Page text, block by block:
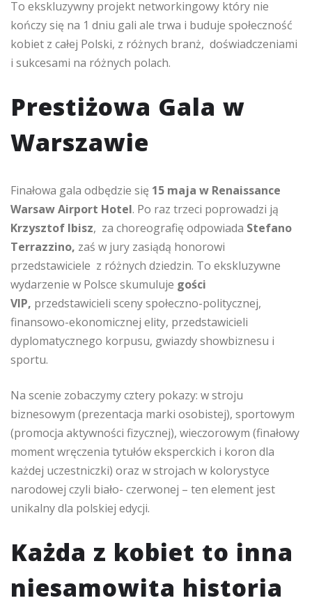
To ekskluzywny projekt networkingowy który nie
kończy się na 1 dniu gali ale trwa i buduje społeczność
kobiet z całej Polski, z różnych branż, doświadczeniami
i sukcesami na różnych polach.
Prestiżowa Gala w
Warszawie
Finałowa gala odbędzie się 15 maja w Renaissance
Warsaw Airport Hotel. Po raz trzeci poprowadzi ją
Krzysztof Ibisz, za choreografię odpowiada Stefano
Terrazzino, zaś w jury zasiądą honorowi
przedstawiciele z różnych dziedzin. To ekskluzywne
wydarzenie w Polsce skumuluje gości
VIP, przedstawicieli sceny społeczno-politycznej,
finansowo-ekonomicznej elity, przedstawicieli
dyplomatycznego korpusu, gwiazdy showbiznesu i
sportu.
Na scenie zobaczymy cztery pokazy: w stroju
biznesowym (prezentacja marki osobistej), sportowym
(promocja aktywności fizycznej), wieczorowym (finałowy
moment wręczenia tytułów eksperckich i koron dla
każdej uczestniczki) oraz w strojach w kolorystyce
narodowej czyli biało- czerwonej – ten element jest
unikalny dla polskiej edycji.
Każda z kobiet to inna
niesamowita historia